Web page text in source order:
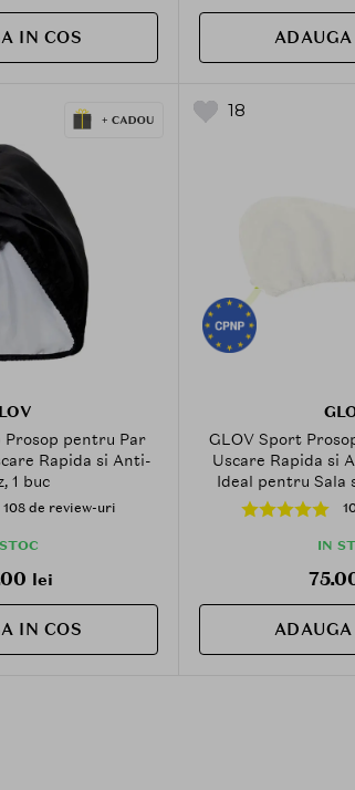
IN COS
Prosop pentru Par
Rapida si Anti-
1 buc
108 de review-uri
lei
IN COS
18
GLOV Sport
Uscare Rapida si
Ideal pentru Sala
IN